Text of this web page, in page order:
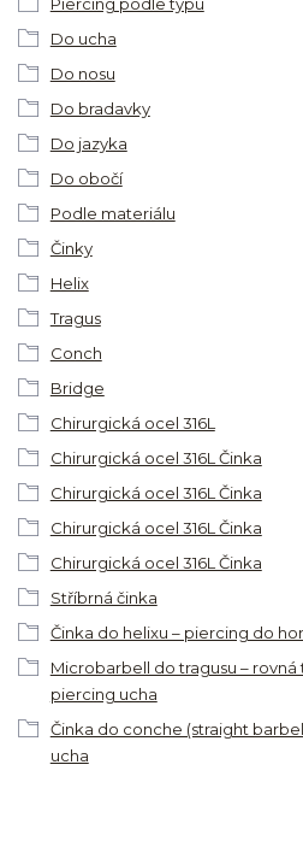
Do ucha
Do nosu
Do bradavky
Do jazyka
Do obočí
Podle materiálu
Činky
Helix
Tragus
Conch
Bridge
Chirurgická ocel 316L
Chirurgická ocel 316L Činka
Chirurgická ocel 316L Činka
Chirurgická ocel 316L Činka
Chirurgická ocel 316L Činka
Stříbrná činka
Činka do helixu – piercing do
Microbarbell do tragusu – rovná
piercing ucha
Činka do conche (straight
ucha